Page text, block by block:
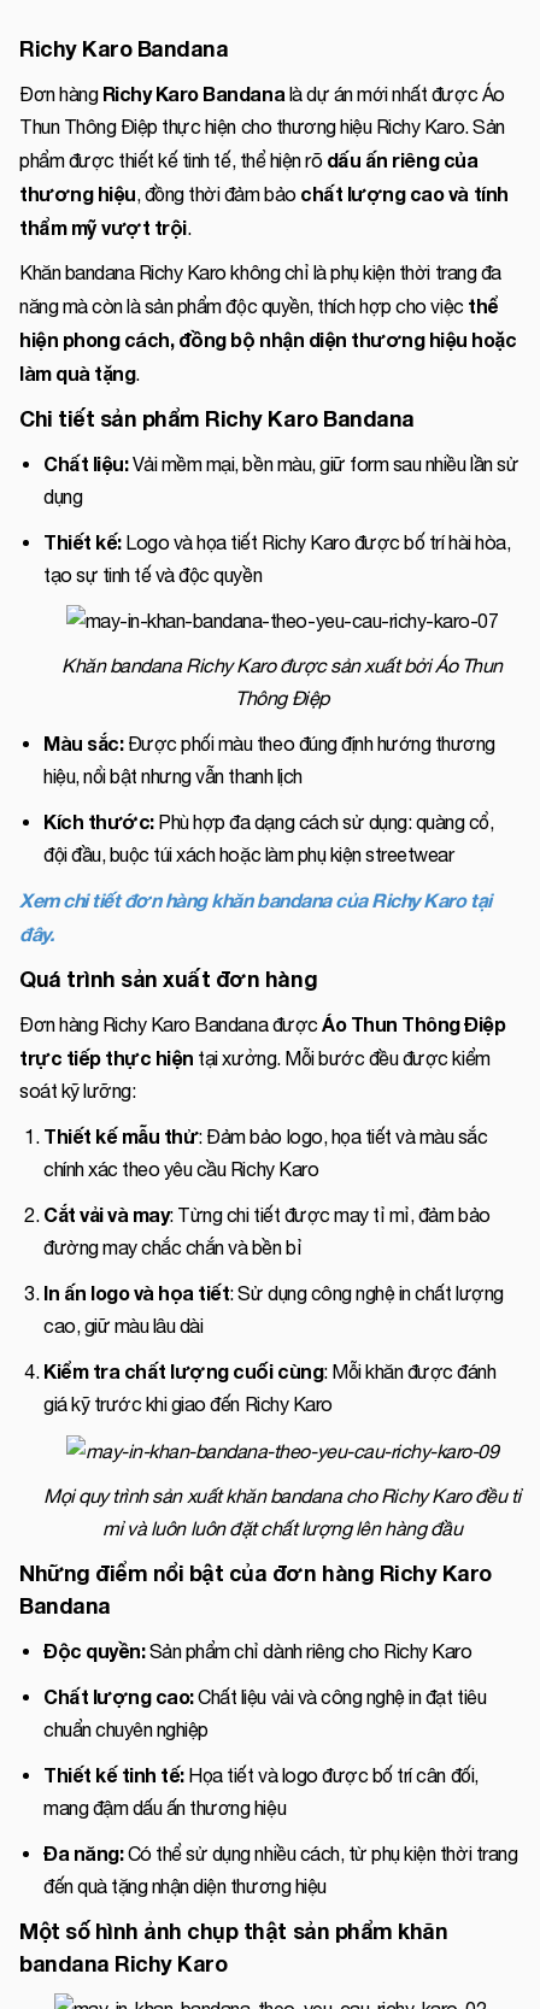
Richy Karo Bandana
Đơn hàng Richy Karo Bandana là dự án mới nhất được Áo
Thun Thông Điệp thực hiện cho thương hiệu Richy Karo. Sản
phẩm được thiết kế tinh tế, thể hiện rõ dấu ấn riêng của
thương hiệu, đồng thời đảm bảo chất lượng cao và tính
thẩm mỹ vượt trội.
Khăn bandana Richy Karo không chỉ là phụ kiện thời trang đa
năng mà còn là sản phẩm độc quyền, thích hợp cho việc thể
hiện phong cách, đồng bộ nhận diện thương hiệu hoặc
làm quà tặng.
Chi tiết sản phẩm Richy Karo Bandana
Chất liệu:Vải mềm mại, bền màu, giữ form sau nhiều lần sử
dụng
Thiết kế:Logo và họa tiết Richy Karo được bố trí hài hòa,
tạo sự tinh tế và độc quyền
Khăn bandana Richy Karo được sản xuất bởi Áo Thun
Thông Điệp
Màu sắc:Được phối màu theo đúng định hướng thương
hiệu, nổi bật nhưng vẫn thanh lịch
Kích thước:Phù hợp đa dạng cách sử dụng: quàng cổ,
đội đầu, buộc túi xách hoặc làm phụ kiện streetwear
Xem chi tiết đơn hàng khăn bandana của Richy Karo tại
đây.
Quá trình sản xuất đơn hàng
Đơn hàng Richy Karo Bandana đượcÁo Thun Thông Điệp
trực tiếp thực hiện tại xưởng. Mỗi bước đều được kiểm
soát kỹ lưỡng:
Thiết kế mẫu thử: Đảm bảo logo, họa tiết và màu sắc
chính xác theo yêu cầu Richy Karo
Cắt vải và may: Từng chi tiết được may tỉ mỉ, đảm bảo
đường may chắc chắn và bền bỉ
In ấn logo và họa tiết: Sử dụng công nghệ in chất lượng
cao, giữ màu lâu dài
Kiểm tra chất lượng cuối cùng: Mỗi khăn được đánh
giá kỹ trước khi giao đến Richy Karo
Mọi quy trình sản xuất khăn bandana cho Richy Karo đều tỉ
mỉ và luôn luôn đặt chất lượng lên hàng đầu
Những điểm nổi bật của đơn hàng Richy Karo
Bandana
Độc quyền:Sản phẩm chỉ dành riêng cho Richy Karo
Chất lượng cao:Chất liệu vải và công nghệ in đạt tiêu
chuẩn chuyên nghiệp
Thiết kế tinh tế:Họa tiết và logo được bố trí cân đối,
mang đậm dấu ấn thương hiệu
Đa năng:Có thể sử dụng nhiều cách, từ phụ kiện thời trang
đến quà tặng nhận diện thương hiệu
Một số hình ảnh chụp thật sản phẩm khăn
bandana Richy Karo